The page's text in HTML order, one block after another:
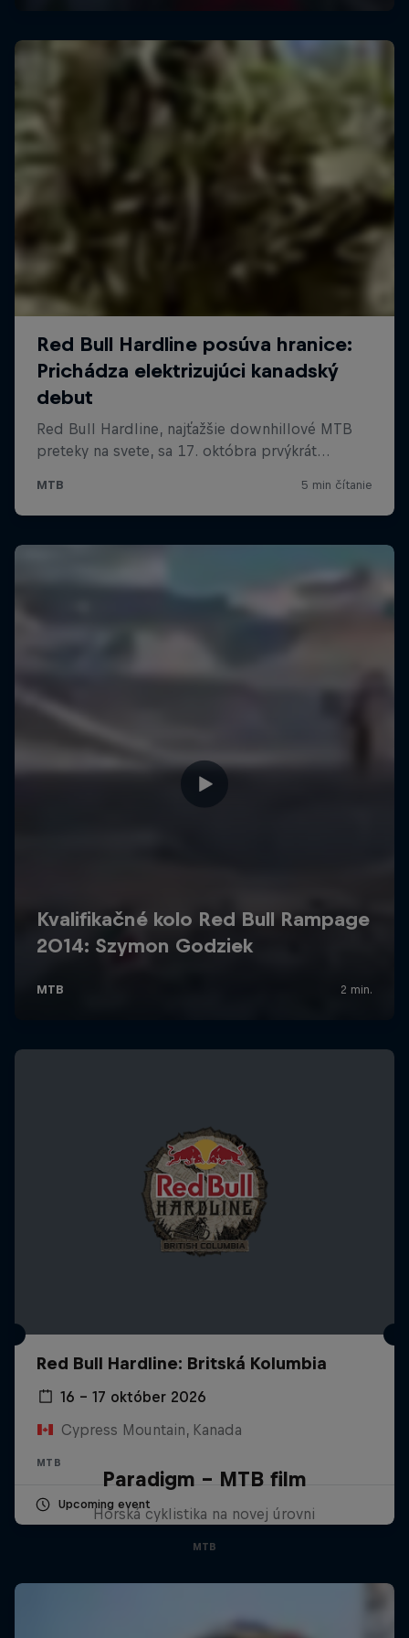
Red Bull Hardline: Britská Kolumbia
16 – 17 október 2026
Cypress Mountain, Kanada
MTB
Upcoming event
Paradigm - MTB film
Horská cyklistika na novej úrovni
MTB